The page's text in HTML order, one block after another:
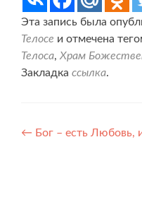
Эта запись была
Телосе и отмечена
Телоса, Храм
Закладка ссылка.
Навигация
← Бог – есть Любовь,